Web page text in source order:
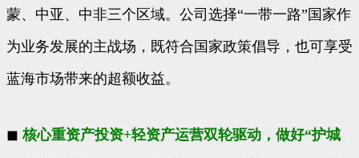
蒙、中亚、中非三个区域。公司选择“一带一路”国家作
为业务发展的主战场，既符合国家政策倡导，也可享受
蓝海市场带来的超额收益。
◼核心重资产投资+轻资产运营双轮驱动，做好“护城